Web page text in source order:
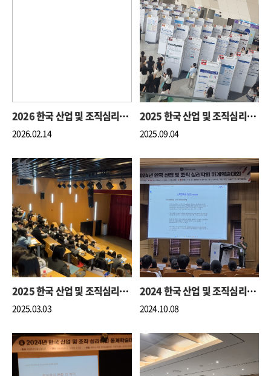
2026 한국 산업 및 조직심리학회 동계 학술대회
2026.02.14
2025 한국 산업 및 조직심리학회 하계 학술대회
2025.09.04
2025 한국 산업 및 조직심리학회 동계 학술대회
2025.03.03
2024 한국 산업 및 조직심리학회 하계 학술대회
2024.10.08